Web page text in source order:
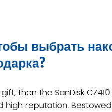
выбрать
then the SanDisk
high reputation.